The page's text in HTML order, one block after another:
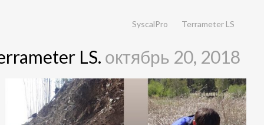
SyscalPro Terrameter LS
LS. октябрь 20, 2018